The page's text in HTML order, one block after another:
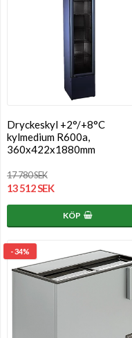
Dryckeskyl +2°/+8°C
kylmedium R600a,
360x422x1880mm
17 780 SEK
13 512 SEK
KÖP
- 34%